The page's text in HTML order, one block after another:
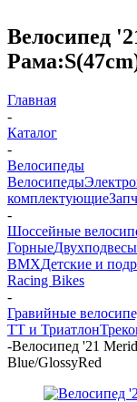
Велосипед
Главная
-
Каталог
-
Велосипеды
Велосипеды
комплектующие
-
Шоссейные
ГорныеДвухподвесы
BMXДетские и
Racing Bikes
-
Гравийные
ТТ и Триатлон
-Велосипед '21
Blue/GlossyRed